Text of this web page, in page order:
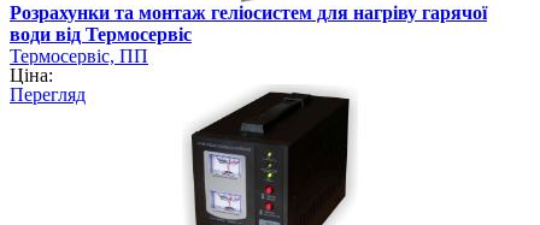
Розрахунки та монтаж геліосистем для нагріву гарячої
води від Термосервіс
Термосервіс, ПП
Ціна:
Перегляд